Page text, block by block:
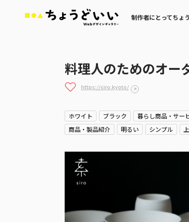
制作者にとってちょ
料理人のためのオ
https://siro.kyoto/
ホワイト ブラック 暮らし商品・サー
商品・製品紹介
明るい シンプル